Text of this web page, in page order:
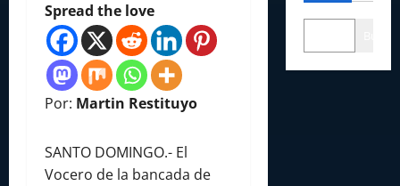
Spread the love
Por: Martin Restituyo
SANTO DOMINGO.- El
Vocero de la bancada de